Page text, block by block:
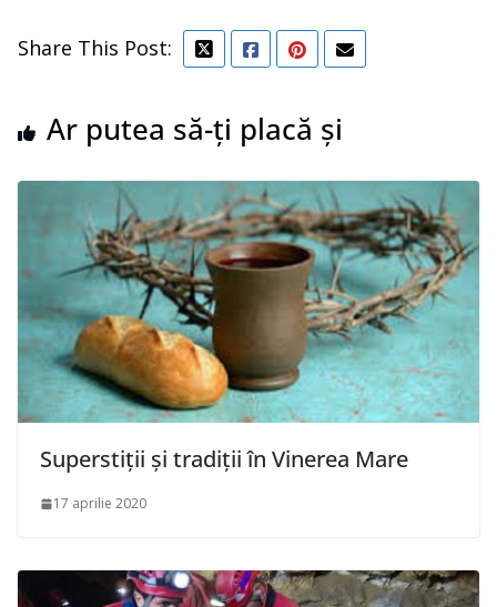
Share This Post:
Ar putea să-ți placă și
Superstiții și tradiții în Vinerea Mare
17 aprilie 2020